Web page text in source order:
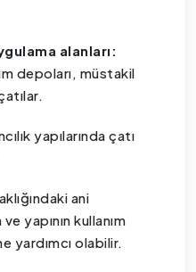
alanları:
depoları, müstakil
yapılarında çatı
ani
yapının kullanım
yardımcı olabilir.